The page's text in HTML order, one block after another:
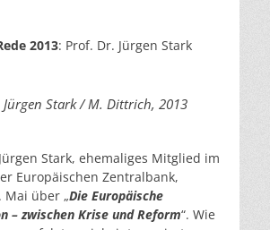
2013: Prof. Dr. Jürgen Stark
Stark / M. Dittrich, 2013
Stark, ehemaliges Mitglied im
Europäischen Zentralbank,
Mai über „Die Europäische
– zwischen Krise und Reform“. Wie